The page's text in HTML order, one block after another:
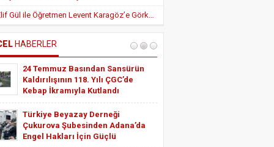
Teşvik Düzenlemesi ile Adana’da
Uygulanan Vergisel Avantajlar
HASTALIKLARI UZMANI DR. YUSUF
BİR BUZDAĞI
ASİYE UYANIK
Ayak Bakımı
Doktor Elif Gül ile Öğretmen Levent Karagöz’e Görkemli Düğün Töreni
HABERLER
24 Temmuz Basından Sansürün
Kaldırılışının 118. Yılı ÇGC’de
Kebap İkramıyla Kutlandı
24 Temmuz Basından Sansürün
Kaldırılışının 118. Yılı ÇGC’de Kebap
İkramıyla Kutlandı 24 Temmuz
Basından Sansürün Kaldırılışının 118.
Türkiye Beyazay Derneği
Çukurova Şubesinden Adana’da
Engel Hakları İçin Güçlü